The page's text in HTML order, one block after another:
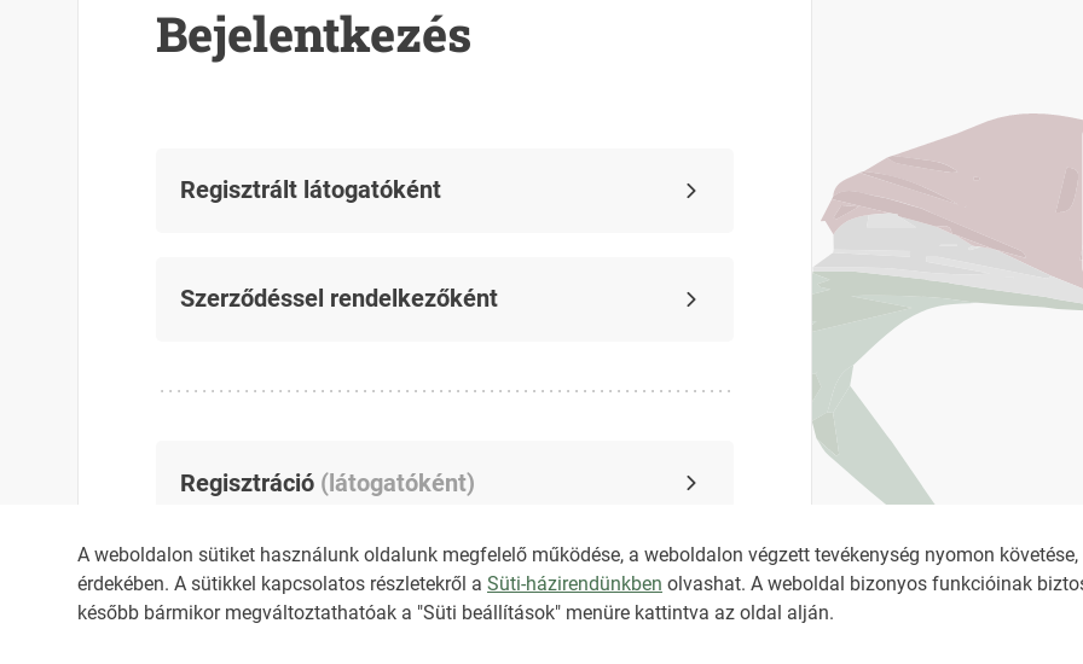
A weboldalon sütiket használunk oldalunk megfelelő működése, a weboldalon végzett tevékenység nyomon
érdekében. A sütikkel kapcsolatos részletekről a Süti-házirendünkben olvashat. A weboldal bizonyos funkcióinak
később bármikor megváltoztathatóak a "Süti beállítások" menüre kattintva az oldal alján.
Bejelentkezés
Regisztrált látogatóként
Szerződéssel rendelkezőként
Regisztráció (látogatóként)